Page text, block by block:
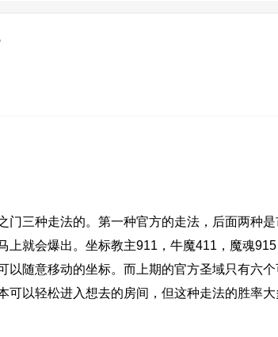
三种走法的。第一种官方的走法，后面两种
上就会爆出。坐标教主911，牛魔411，魔魂
以随意移动的坐标。而上期的官方圣域只有六
可以轻松进入想去的房间，但这种走法的胜率